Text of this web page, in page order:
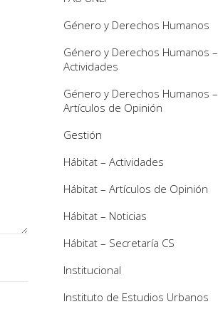
Género y Derechos Humanos
Género y Derechos Humanos –
Actividades
Género y Derechos Humanos –
Artículos de Opinión
Gestión
Hábitat – Actividades
Hábitat – Artículos de Opinión
Hábitat – Noticias
Hábitat – Secretaría CS
Institucional
Instituto de Estudios Urbanos